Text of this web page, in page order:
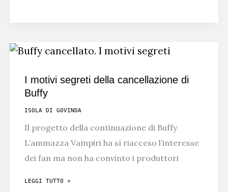
NEL
I motivi segreti della cancellazione di
Buffy
ISOLA DI GOVINDA
Il progetto della continuazione di Buffy
L’ammazza Vampiri ha sì riacceso l’interesse
dei fan ma non ha convinto i produttori
ILEGGI TUTTO »